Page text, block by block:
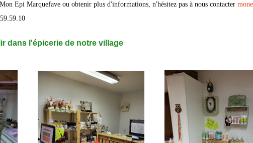
Epi Marquefave ou obtenir plus d'informations, n'hésitez pas à nous contacter
dans l'épicerie de notre village